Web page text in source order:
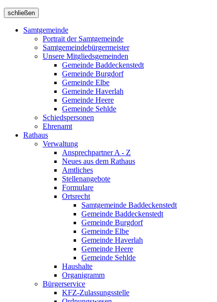
schließen
Samtgemeinde
Portrait der Samtgemeinde
Samtgemeindebürgermeister
Unsere Mitgliedsgemeinden
Gemeinde Baddeckenstedt
Gemeinde Burgdorf
Gemeinde Elbe
Gemeinde Haverlah
Gemeinde Heere
Gemeinde Sehlde
Schiedspersonen
Ehrenamt
Rathaus
Verwaltung
Ansprechpartner A - Z
Neues aus dem Rathaus
Amtliches
Stellenangebote
Formulare
Ortsrecht
Samtgemeinde Baddeckenstedt
Gemeinde Baddeckenstedt
Gemeinde Burgdorf
Gemeinde Elbe
Gemeinde Haverlah
Gemeinde Heere
Gemeinde Sehlde
Haushalte
Organigramm
Bürgerservice
KFZ-Zulassungsstelle